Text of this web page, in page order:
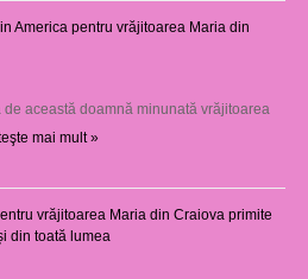
America pentru vrăjitoarea Maria din
de această doamnă minunată vrăjitoarea
mai mult »
vrăjitoarea Maria din Craiova primite
din toată lumea